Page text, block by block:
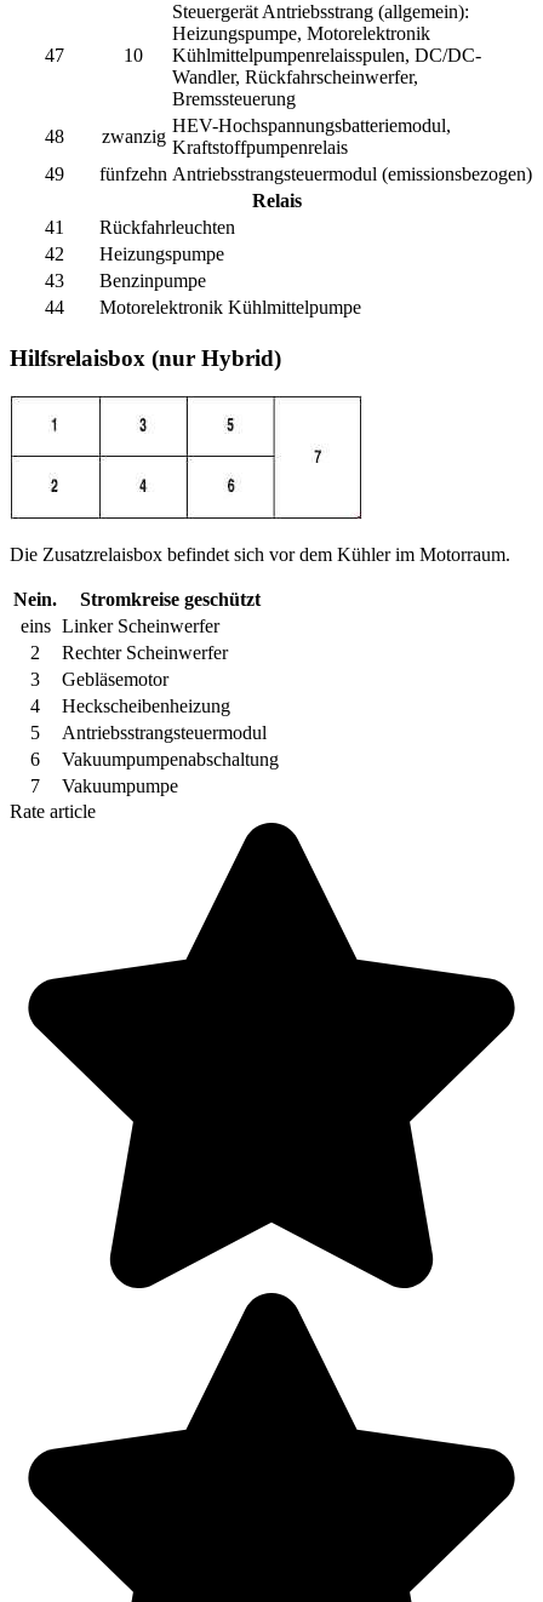
47 10
Steuergerät Antriebsstrang (allgemein):
Heizungspumpe, Motorelektronik
Kühlmittelpumpenrelaisspulen, DC/DC-
Wandler, Rückfahrscheinwerfer,
Bremssteuerung
48
zwanzig
HEV-Hochspannungsbatteriemodul,
Kraftstoffpumpenrelais
49
fünfzehn Antriebsstrangsteuermodul (emissionsbezogen)
Relais
41
Rückfahrleuchten
42
Heizungspumpe
43
Benzinpumpe
44
Motorelektronik Kühlmittelpumpe
Hilfsrelaisbox (nur Hybrid)
Die Zusatzrelaisbox befindet sich vor dem Kühler im Motorraum.
Nein.
Stromkreise geschützt
eins Linker Scheinwerfer
2
Rechter Scheinwerfer
3
Gebläsemotor
4
Heckscheibenheizung
5
Antriebsstrangsteuermodul
6
Vakuumpumpenabschaltung
7
Vakuumpumpe
Rate article